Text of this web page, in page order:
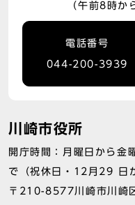
（午前8時
電話番号
044-200-3939
川崎市役所
開庁時間：月曜日から金
で（祝休日・12月29 日
〒210-8577川崎市川崎